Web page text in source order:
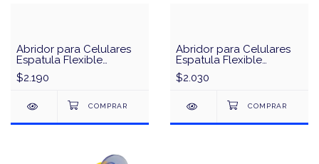
Abridor para Celulares
Espatula Flexible
Ultradelgada QianLi Tool
Plus
$2.190
Abridor para Celulares
Espatula Flexible
Ultradelgada Sunshine
SS-028A
$2.030